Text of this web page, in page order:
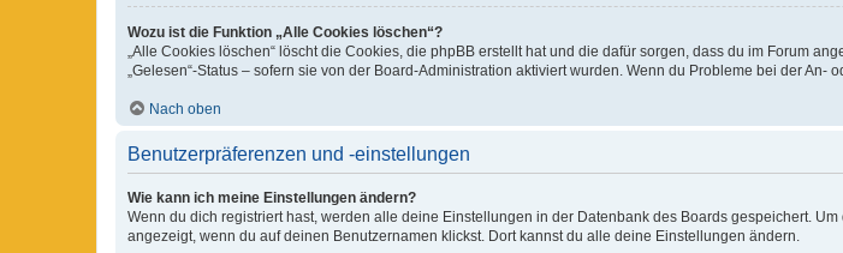
Wozu ist die Funktion „Alle Cookies löschen“?
„Alle Cookies löschen“ löscht die Cookies, die phpBB erstellt hat und die dafür sorgen, dass du im Forum
„Gelesen“-Status – sofern sie von der Board-Administration aktiviert wurden. Wenn du Probleme bei der An-
Nach oben
Benutzerpräferenzen und -einstellungen
Wie kann ich meine Einstellungen ändern?
Wenn du dich registriert hast, werden alle deine Einstellungen in der Datenbank des Boards gespeichert.
angezeigt, wenn du auf deinen Benutzernamen klickst. Dort kannst du alle deine Einstellungen ändern.